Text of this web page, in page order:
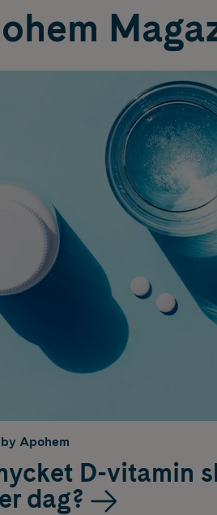
Apohem
D-vitamin
dag?